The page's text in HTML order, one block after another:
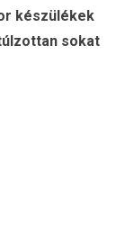
készülékek
sokat